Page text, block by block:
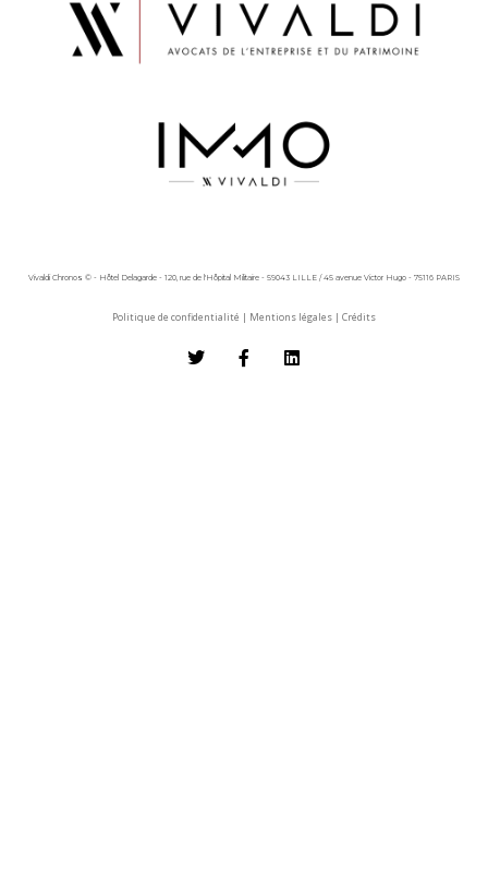
Vivaldi Chronos © - Hôtel Delagarde - 120, rue de l'Hôpital Militaire - 59043 LILLE / 45 avenue Victor Hugo - 75116 PARIS
Politique de confidentialité | Mentions légales | Crédits